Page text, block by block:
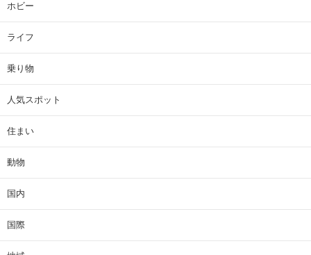
ホビー
ライフ
乗り物
人気スポット
住まい
動物
国内
国際